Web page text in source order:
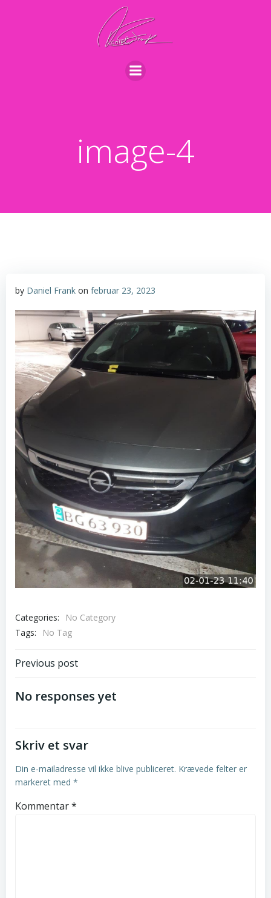
til
indhold
image-4
by Daniel Frank on februar 23, 2023
Categories:
No Category
Tags:
No Tag
Post
navigation
Previous post
No responses yet
Skriv et svar
Din e-mailadresse vil ikke blive publiceret. Krævede felter er
markeret med *
Kommentar*